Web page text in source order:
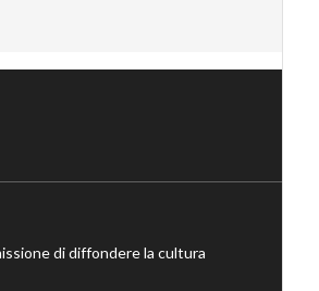
di diffondere la cultura